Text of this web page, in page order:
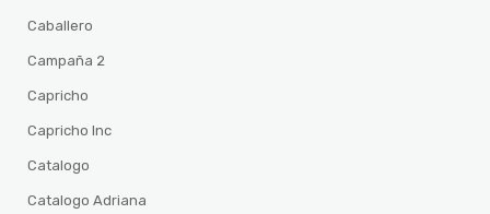
Caballero
Campaña 2
Capricho
Capricho Inc
Catalogo
Catalogo Adriana